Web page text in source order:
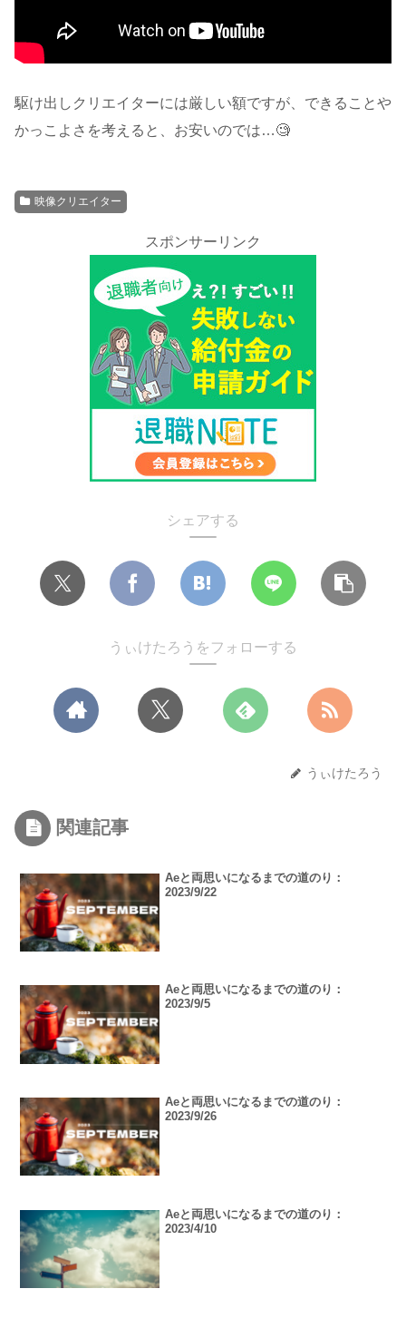
駆け出しクリエイターには厳しい額ですが、できることや
かっこよさを考えると、お安いのでは…🧐
映像クリエイター
スポンサーリンク
シェアする
うぃけたろうをフォローする
うぃけたろう
関連記事
Aeと両思いになるまでの道のり：
2023/9/22
Aeと両思いになるまでの道のり：
2023/9/5
Aeと両思いになるまでの道のり：
2023/9/26
Aeと両思いになるまでの道のり：
2023/4/10